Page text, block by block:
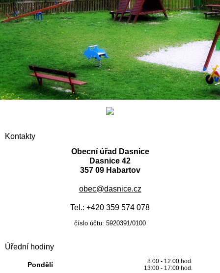
Kontakty
Obecní úřad Dasnice
Dasnice 42
357 09 Habartov
obec@dasnice.cz
Tel.: +420 359 574 078
číslo účtu: 5920391/0100
Úřední hodiny
Pondělí
8:00 - 12:00 hod.
13:00 - 17:00 hod.